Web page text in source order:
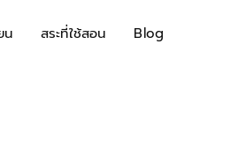
น สระที่ใช้สอน Blog